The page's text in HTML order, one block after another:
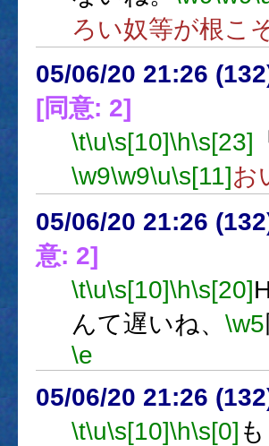
ろい奴等が根こ
05/06/20 21:26
[同意: 2]
\t\u\s[10]\h\s[23]
\w9\w9\u\s[11]お
05/06/20 21:26
意: 2]
\t\u\s[10]\h\s[20]
んて遅いね、 \w5
\e
05/06/20 21:26
\t\u\s[10]\h\s[0]